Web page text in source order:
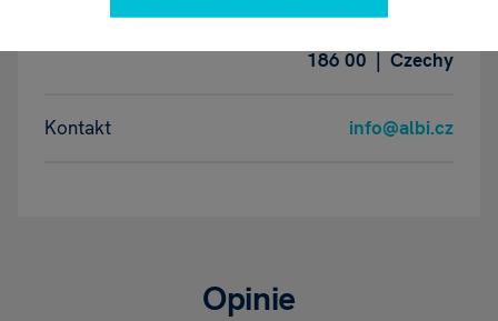
186 00 | Czechy
Kontakt info@albi.cz
Opinie